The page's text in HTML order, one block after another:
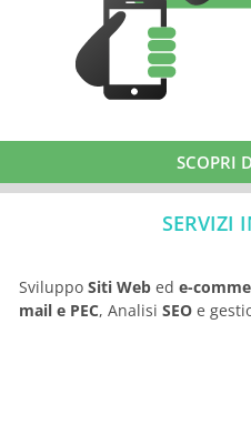
SCOPRI
SERVIZI
Sviluppo Siti Web ed e-
mail e PEC, Analisi SEO e